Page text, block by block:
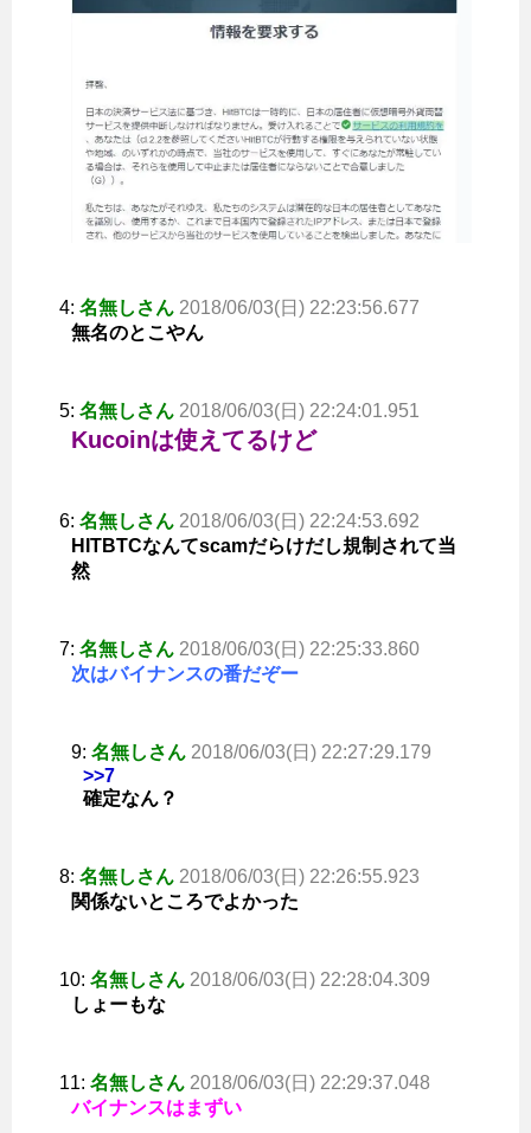
4: 名無しさん 2018/06/03(日) 22:23:56.677
無名のとこやん
5: 名無しさん 2018/06/03(日) 22:24:01.951
Kucoinは使えてるけど
6: 名無しさん 2018/06/03(日) 22:24:53.692
HITBTCなんてscamだらけだし規制されて当
然
7: 名無しさん 2018/06/03(日) 22:25:33.860
次はバイナンスの番だぞー
9: 名無しさん 2018/06/03(日) 22:27:29.179
>>7
確定なん？
8: 名無しさん 2018/06/03(日) 22:26:55.923
関係ないところでよかった
10: 名無しさん 2018/06/03(日) 22:28:04.309
しょーもな
11: 名無しさん 2018/06/03(日) 22:29:37.048
バイナンスはまずい